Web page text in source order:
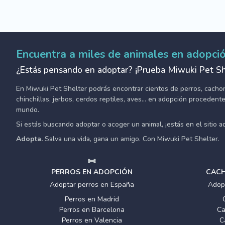
Encuentra a miles de animales en
¿Estás pensando en adoptar? ¡Prueba Miwuki Pet
En Miwuki Pet Shelter podrás encontrar cientos de perros,
chinchillas, jerbos, cerdos reptiles, aves... en adopción
mundo.
Si estás buscando adoptar o acoger un animal, ¡estás en el sitio
Adopta. Salva una vida, gana un amigo. Con Miwuki Pet Shelter.
PERROS EN ADOPCIÓN
Adoptar perros en España
Perros en Madrid
Perros en Barcelona
Perros en Valencia